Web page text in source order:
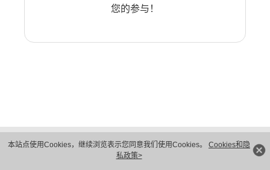
本站点使用Cookies，继续浏览表示您同意我们使用Cookies。 Cookies和隐
私政策>
您的参与！
隐私保护
法律声明